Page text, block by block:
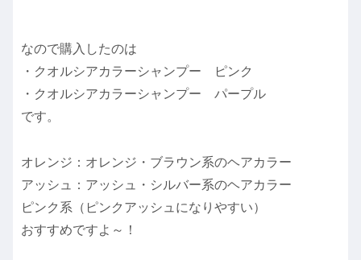
なので購入したのは
・クオルシアカラーシャンプー ピンク
・クオルシアカラーシャンプー パープル
です。
オレンジ：オレンジ・ブラウン系のヘアカラー
アッシュ：アッシュ・シルバー系のヘアカラー
ピンク系（ピンクアッシュになりやすい）
おすすめですよ～！